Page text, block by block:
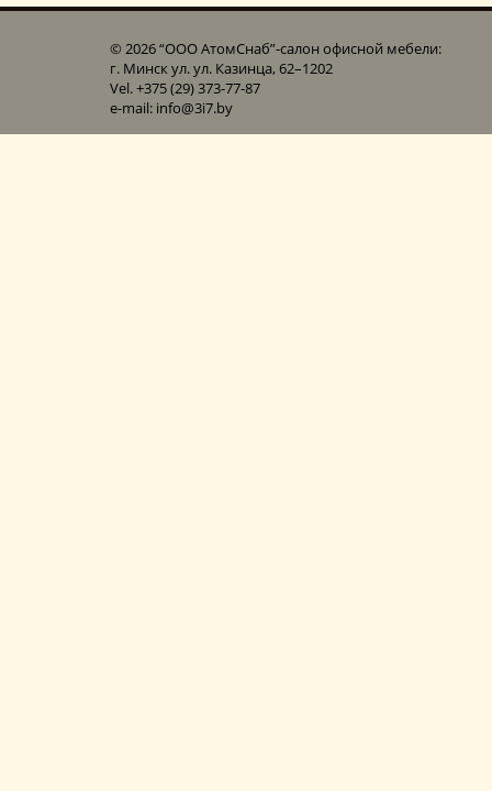
© 2026 “ООО АтомСнаб”-cалон офисной мебели:
г. Минск ул. ул. Казинца, 62–1202
Vel. +375 (29) 373-77-87
e-mail: info@3i7.by